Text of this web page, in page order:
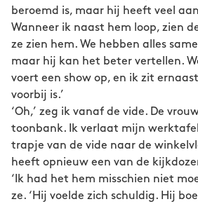
beroemd is, maar hij heeft veel
Wanneer ik naast hem loop, zien
ze zien hem. We hebben alles
maar hij kan het beter vertellen.
voert een show op, en ik zit
voorbij is.’
‘Oh,’ zeg ik vanaf de vide. De
toonbank. Ik verlaat mijn
trapje van de vide naar de
heeft opnieuw een van de
‘Ik had het hem misschien niet
ze. ‘Hij voelde zich schuldig. Hij